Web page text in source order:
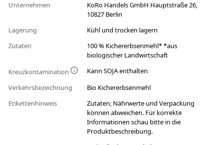
Unternehmen
KoRo Handels GmbH Hauptstraße 26,
10827 Berlin
Lagerung
Kühl und trocken lagern
Zutaten
100 % Kichererbsenmehl* *aus
biologischer Landwirtschaft
Kreuzkontamination
Kann SOJA enthalten
Verkehrsbezeichnung
Bio Kichererbsenmehl
Etikettenhinweis
Zutaten, Nährwerte und Verpackung
können abweichen. Für korrekte
Informationen schau bitte in die
Produktbeschreibung.